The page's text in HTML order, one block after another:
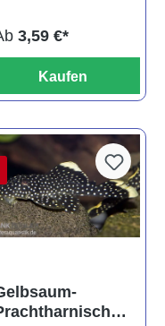
3,59 €*
Kaufen
5 von 5 Sternen